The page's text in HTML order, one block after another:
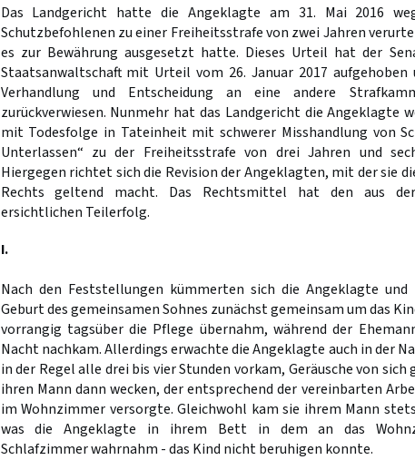
Das Landgericht hatte die Angeklagte am 31. Mai 2016
Schutzbefohlenen zu einer Freiheitsstrafe von zwei Jahren
es zur Bewährung ausgesetzt hatte. Dieses Urteil hat der
Staatsanwaltschaft mit Urteil vom 26. Januar 2017 aufgehoben
Verhandlung und Entscheidung an eine andere
zurückverwiesen. Nunmehr hat das Landgericht die Angeklagte
mit Todesfolge in Tateinheit mit schwerer Misshandlung von
Unterlassen“ zu der Freiheitsstrafe von drei Jahren und
Hiergegen richtet sich die Revision der Angeklagten, mit der sie
Rechts geltend macht. Das Rechtsmittel hat den aus der
ersichtlichen Teilerfolg.
I.
Nach den Feststellungen kümmerten sich die Angeklagte
Geburt des gemeinsamen Sohnes zunächst gemeinsam um das
vorrangig tagsüber die Pflege übernahm, während der
Nacht nachkam. Allerdings erwachte die Angeklagte auch in der
in der Regel alle drei bis vier Stunden vorkam, Geräusche von sich
ihren Mann dann wecken, der entsprechend der vereinbarten
im Wohnzimmer versorgte. Gleichwohl kam sie ihrem Mann
was die Angeklagte in ihrem Bett in dem an das
Schlafzimmer wahrnahm - das Kind nicht beruhigen konnte.